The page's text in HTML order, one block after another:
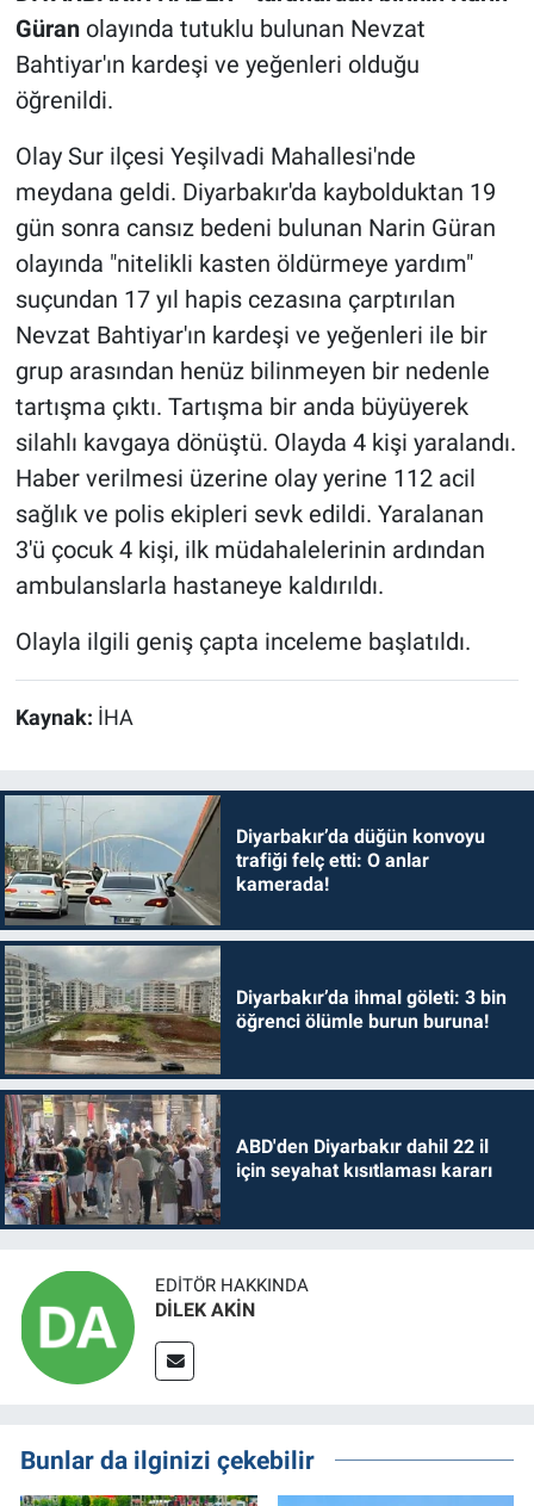
Güran olayında tutuklu bulunan Nevzat
Bahtiyar'ın kardeşi ve yeğenleri olduğu
öğrenildi.
Olay Sur ilçesi Yeşilvadi Mahallesi'nde
meydana geldi. Diyarbakır'da kaybolduktan 19
gün sonra cansız bedeni bulunan Narin Güran
olayında "nitelikli kasten öldürmeye yardım"
suçundan 17 yıl hapis cezasına çarptırılan
Nevzat Bahtiyar'ın kardeşi ve yeğenleri ile bir
grup arasından henüz bilinmeyen bir nedenle
tartışma çıktı. Tartışma bir anda büyüyerek
silahlı kavgaya dönüştü. Olayda 4 kişi yaralandı.
Haber verilmesi üzerine olay yerine 112 acil
sağlık ve polis ekipleri sevk edildi. Yaralanan
3'ü çocuk 4 kişi, ilk müdahalelerinin ardından
ambulanslarla hastaneye kaldırıldı.
Olayla ilgili geniş çapta inceleme başlatıldı.
Kaynak: İHA
Diyarbakır’da düğün konvoyu
trafiği felç etti: O anlar
kamerada!
Diyarbakır’da ihmal göleti: 3 bin
öğrenci ölümle burun buruna!
ABD'den Diyarbakır dahil 22 il
için seyahat kısıtlaması kararı
EDITÖR HAKKINDA
DİLEK AKİN
Bunlar da ilginizi çekebilir